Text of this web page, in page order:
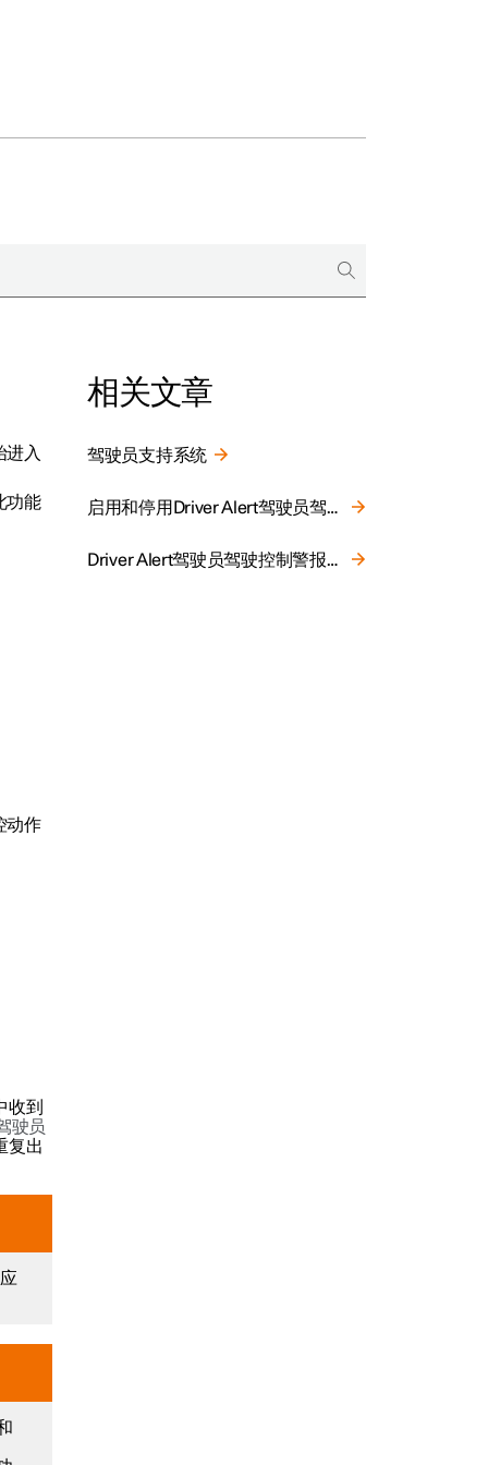
进入
功能
动作
收到
驶员
复出
相关文章
驾驶员支持系统
启用和停用Driver Alert驾驶员驾驶控制警报系统
Driver Alert驾驶员驾驶控制警报系统的限制